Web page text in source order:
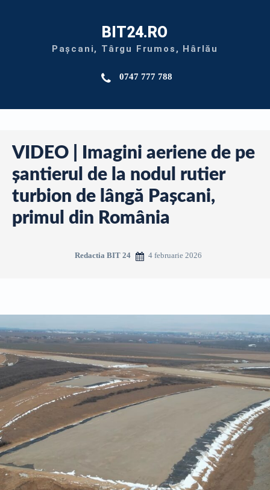
BIT24.RO
Pașcani, Târgu Frumos, Hârlău
0747 777 788
VIDEO | Imagini aeriene de pe
șantierul de la nodul rutier
turbion de lângă Pașcani,
primul din România
Redactia BIT 24 4 februarie 2026